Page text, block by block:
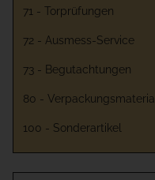
71 - Torprüfungen
72 - Ausmess-Service
73 - Begutachtungen
80 - Verpackungsmaterial
100 - Sonderartikel